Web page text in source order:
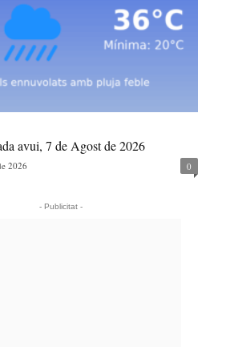
avui, 7 de Agost de 2026
2026 0
- Publicitat -